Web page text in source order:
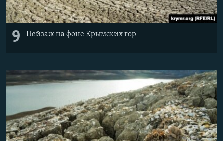
9 Пейзаж на фоне Крымских гор